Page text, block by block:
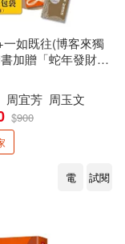
如既往(博客來獨
加贈「蛇年發財紅
周宜芳 周玉文
$900
電 試閱